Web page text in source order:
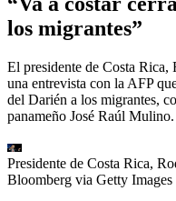
los migrantes”
El presidente de Costa Rica,
una entrevista con la AFP
del Darién a los migrantes,
panameño José Raúl Mulino.
Presidente de Costa Rica,
Bloomberg via Getty Images